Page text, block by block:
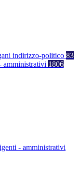
indirizzo-politico 83
amministrativi 1806
- amministrativi